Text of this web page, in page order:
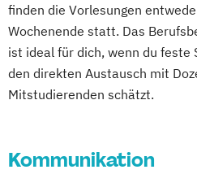
finden die Vorlesungen
Wochenende statt. Das
ist ideal für dich, wenn du feste
den direkten Austausch mit
Mitstudierenden schätzt.
Kommunikation